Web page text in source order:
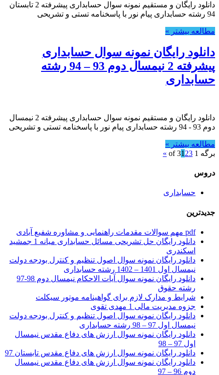
دانلود رایگان و مستقیم نمونه سوال حسابداری پیشرفته 2 تابستان
94 رشته حسابداری پیام نور با پاسخنامه تستی و تشریحی
مطالعه بیشتر »
دانلود رایگان نمونه سوال حسابداری
پیشرفته 2 نیمسال دوم 93 – 94 رشته
حسابداری
دانلود رایگان و مستقیم نمونه سوال حسابداری پیشرفته 2 نیمسال
دوم 93 - 94 رشته حسابداری پیام نور با پاسخنامه تستی و تشریحی
مطالعه بیشتر »
برگه 1 of 3
1 23
»
دروس
حسابداری
جدیدترین
pdf مهم سوالات مقدمات راهنمایی و مشاوره شفیع آبادی
دانلود رایگان حل تشریحی مسائل حسابداری میانه 1 جمشید
اسکندری
دانلود رایگان نمونه سوال اصول تنظیم و کنترل بودجه دولت
نیمسال اول 1401 – 1402 رشته حسابداری
دانلود رایگان نمونه سوال آیات الاحکام نیمسال دوم 98-97
رشته حقوق
شرایط و مدارک لازم برای گواهینامه موتور سیکلت
جزوه مدیریت مالی 1 مهدی تقوی
دانلود رایگان نمونه سوال اصول تنظیم و کنترل بودجه دولت
نیمسال اول 97 – 98 رشته حسابداری
دانلود رایگان نمونه سوال ارزش های دفاع مقدس نیمسال
اول 97 – 98
دانلود رایگان نمونه سوال ارزش های دفاع مقدس تابستان 97
دانلود رایگان نمونه سوال ارزش های دفاع مقدس نیمسال
دوم 96 – 97